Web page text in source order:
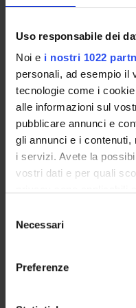
Uso responsabile dei
Noi e i nostri 1022
personali, ad esempio il
tecnologie come i
alle informazioni sul
pubblicare annunci e
gli annunci e i
i servizi. Avete la
vostri dati e per quali
modificare o revocare il
momento dalla
delNecessari
Preferenze
Syllabus:ENTI.RIC -
PROJECT
Simone Dorothea Bach
Gabriela Constantin
Full Professor
Linda Ottoboni
Barbara Rossi
RESEARCH AREAS